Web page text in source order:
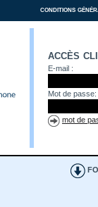
conditions
accès
E-mail :
Mot de passe:
mot de